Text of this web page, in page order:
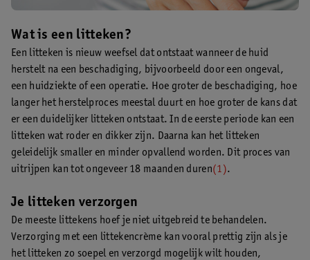
Wat is een litteken?
Een litteken is nieuw weefsel dat ontstaat wanneer de huid
herstelt na een beschadiging, bijvoorbeeld door een ongeval,
een huidziekte of een operatie. Hoe groter de beschadiging, hoe
langer het herstelproces meestal duurt en hoe groter de kans dat
er een duidelijker litteken ontstaat. In de eerste periode kan een
litteken wat roder en dikker zijn. Daarna kan het litteken
geleidelijk smaller en minder opvallend worden. Dit proces van
uitrijpen kan tot ongeveer 18 maanden duren(1).
Je litteken verzorgen
De meeste littekens hoef je niet uitgebreid te behandelen.
Verzorging met een littekencrème kan vooral prettig zijn als je
het litteken zo soepel en verzorgd mogelijk wilt houden,